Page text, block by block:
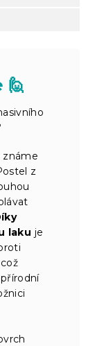
známe
z
laku je